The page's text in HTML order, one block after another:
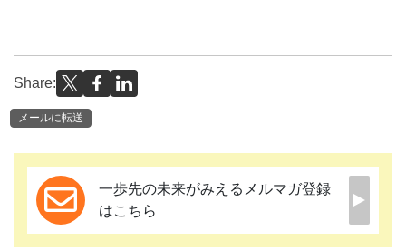
Share:
メールに転送
一歩先の未来がみえるメルマガ登録
はこちら